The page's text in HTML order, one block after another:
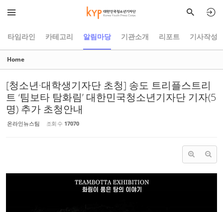
타임라인 카테고리 알림마당 기관소개 리포트 기사작성
Home
[청소년·대학생기자단 초청] 송도 트리플스트리
트 ‘팀보타 탐화림’ 대한민국청소년기자단 기자(5
명) 추가 초청안내
온라인뉴스팀 조회 수 17070
Sketchbook5, 스케치북5